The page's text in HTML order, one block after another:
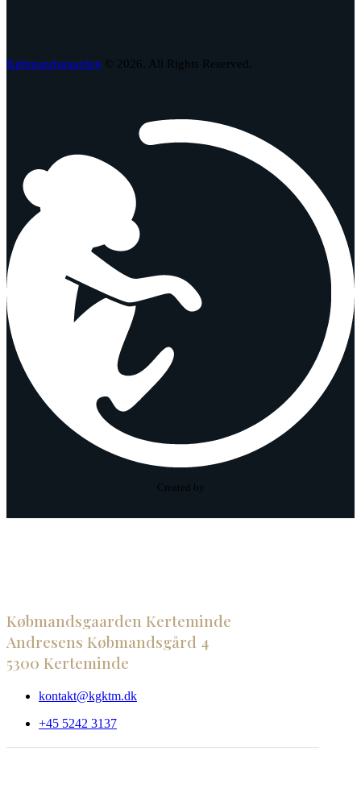
Købmandsgaarden © 2026. All Rights Reserved.
Created by
Købmandsgaarden Kerteminde
Andresens Købmandsgård 4
5300 Kerteminde
kontakt@kgktm.dk
+45 5242 3137